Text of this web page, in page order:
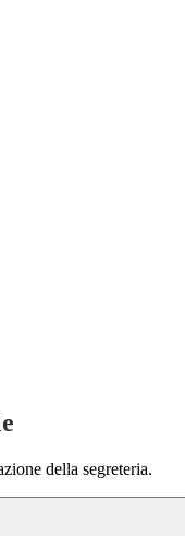
della segreteria.